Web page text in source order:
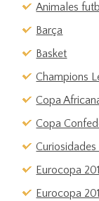
Animales
Barça
Basket
Champions
Copa
Copa
Curiosidades
Eurocopa
Eurocopa